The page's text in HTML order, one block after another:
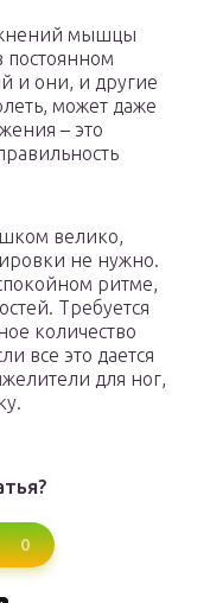
мышцы
постоянном
и они, и другие
может даже
– это
велико,
не нужно.
ритме,
Требуется
количество
все это дается
для ног,
0